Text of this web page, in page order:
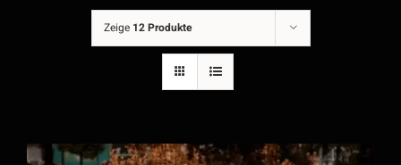
Zeige 12 Produkte